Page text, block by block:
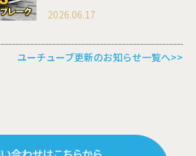
2026.06.17
ユーチューブ更新のお知らせ一覧へ>>